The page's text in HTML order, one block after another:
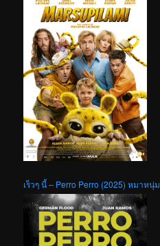
เร็วๆ นี้ – Perro Perro (2025) หมาหนุ่ม